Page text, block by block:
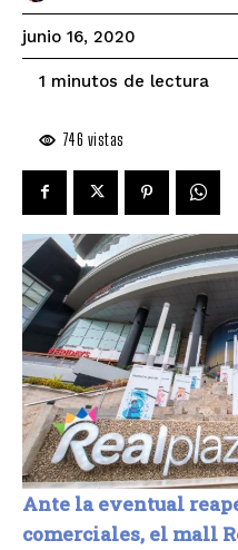
junio 16, 2020
1 minutos de lectura
746 vistas
Ante la eventual
comerciales, el mall